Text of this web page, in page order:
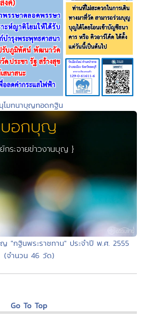
โมทนาบุญทอดกฐิน
"กฐินพระราชทาน" ประจำปี พ.ศ. 2555
(จำนวน 46 วัด)
Go To Top